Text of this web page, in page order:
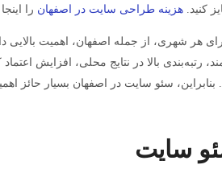
کنید.
هزینه طراحی سایت در اصفهان را اینجا
هر شهری، از جمله اصفهان، اهمیت بالایی
بالا در نتایج محلی، افزایش اعتماد
بنابراین، سئو سایت در اصفهان بسیار
سایت